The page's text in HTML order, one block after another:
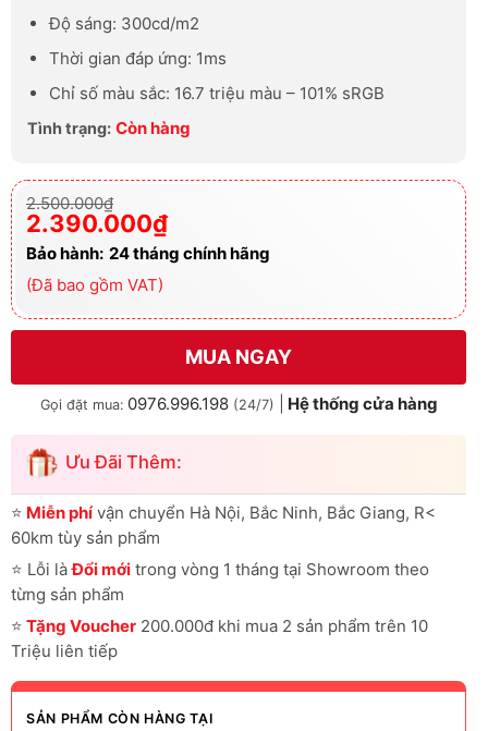
Độ sáng: 300cd/m2
Thời gian đáp ứng: 1ms
Chỉ số màu sắc: 16.7 triệu màu – 101% sRGB
Tình trạng: Còn hàng
2.500.000₫
Giá
gốc
là:
2.500.000₫.
2.390.000₫
Giá
hiện
tại
là:
2.390.000₫.
Bảo hành: 24 tháng chính hãng
(Đã bao gồm VAT)
MUA NGAY
Gọi đặt mua: 0976.996.198 (24/7) Hệ thống cửa hàng
Ưu Đãi Thêm:
⭐ Miễn phívận chuyển Hà Nội, Bắc Ninh, Bắc Giang, R<
60km tùy sản phẩm
⭐ Lỗi làĐổi mới trong vòng 1 tháng tại Showroom theo
từng sản phẩm
⭐ Tặng Voucher 200.000đ khi mua 2 sản phẩm trên 10
Triệu liên tiếp
SẢN PHẨM CÒN HÀNG TẠI